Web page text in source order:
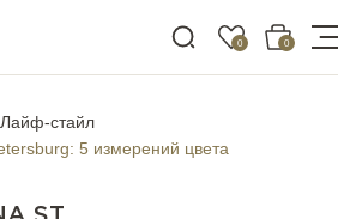
0 0
Лайф-стайл
5 измерений цвета